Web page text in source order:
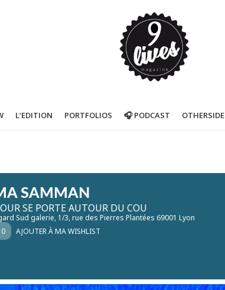
L’EDITION PORTFOLIOS 🎧 PODCAST OTHERSIDE
SAMMAN
SE PORTE AUTOUR DU COU
Sud galerie, 1/3, rue des Pierres Plantées 69001 Lyon
0
AJOUTER À MA WISHLIST